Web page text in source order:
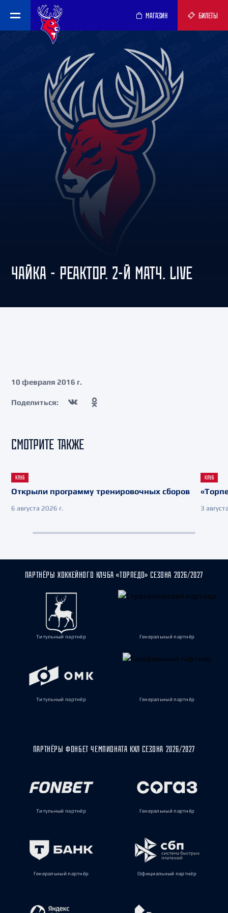
МАГАЗИН БИЛЕТЫ
ЧАЙКА - РЕАКТОР. 2-Й МАТЧ. LIVE
10 февраля 2016 г.
Поделиться:
СМОТРИТЕ ТАКЖЕ
КЛУБ
Открыли программу тренировочных сборов
6 августа 2026 г.
КЛУБ
3
ПАРТНЁРЫ ХОККЕЙНОГО КЛУБА «ТОРПЕДО» СЕЗОНА 2026/2027
Титульный партнёр Генеральный партнёр
Титульный партнёр Генеральный партнёр
ПАРТНЁРЫ ФОНБЕТ ЧЕМПИОНАТА КХЛ СЕЗОНА 2026/2027
Титульный партнёр Генеральный партнёр
Генеральный партнёр Официальный партнёр